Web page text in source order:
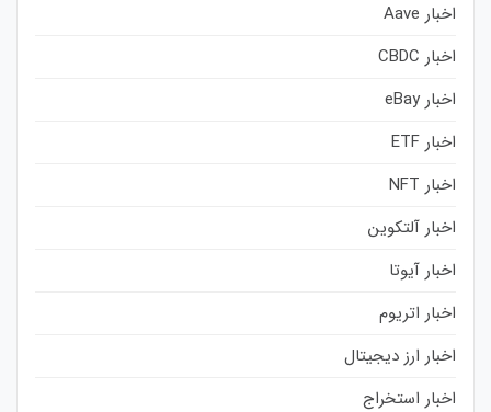
اخبار Aave
اخبار CBDC
اخبار eBay
اخبار ETF
اخبار NFT
اخبار آلتکوین
اخبار آیوتا
اخبار اتریوم
اخبار ارز دیجیتال
اخبار استخراج